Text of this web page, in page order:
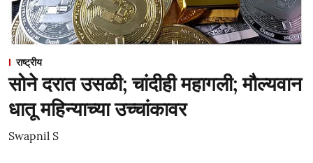
राष्ट्रीय
सोने दरात उसळी; चांदीही महागली; मौल्यवान
धातू महिन्याच्या उच्चांकावर
Swapnil S